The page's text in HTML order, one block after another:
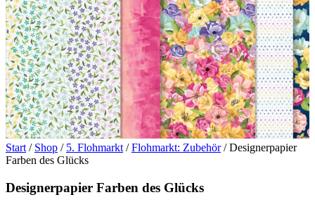
Start / Shop / 5. Flohmarkt /Flohmarkt: Zubehör/ Designerpapier
Farben des Glücks
Designerpapier Farben des Glücks